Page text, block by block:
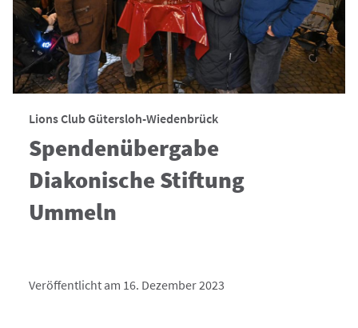
Lions Club Gütersloh-Wiedenbrück
Spendenübergabe
Diakonische Stiftung
Ummeln
Veröffentlicht am 16. Dezember 2023